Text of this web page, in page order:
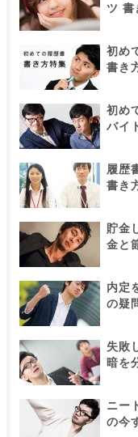
ツ 書
初め
書き
初め
バイ
履歴
書き
貯金
金と
内定
の疑
失敗
暗を
ニー
の今